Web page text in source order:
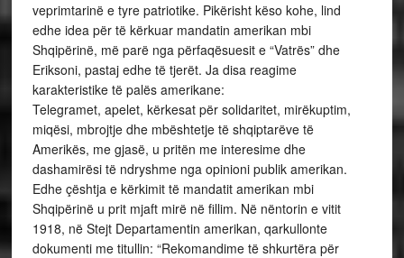
veprimtarinë e tyre patriotike. Pikërisht këso kohe, lind
edhe idea për të kërkuar mandatin amerikan mbi
Shqipërinë, më parë nga përfaqësuesit e “Vatrës” dhe
Eriksoni, pastaj edhe të tjerët. Ja disa reagime
karakteristike të palës amerikane:
Telegramet, apelet, kërkesat për solidaritet, mirëkuptim,
miqësi, mbrojtje dhe mbështetje të shqiptarëve të
Amerikës, me gjasë, u pritën me interesime dhe
dashamirësi të ndryshme nga opinioni publik amerikan.
Edhe çështja e kërkimit të mandatit amerikan mbi
Shqipërinë u prit mjaft mirë në fillim. Në nëntorin e vitit
1918, në Stejt Departamentin amerikan, qarkullonte
dokumenti me titullin: “Rekomandime të shkurtëra për